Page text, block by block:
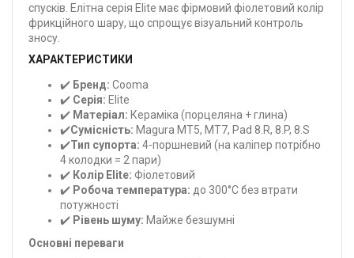
спусків. Елітна серія Elite має фірмовий фіолетовий колір
фрикційного шару, що спрощує візуальний контроль
зносу.
ХАРАКТЕРИСТИКИ
✔️ Бренд: Cooma
✔️ Серія: Elite
✔️ Матеріал: Кераміка (порцеляна + глина)
✔️Сумісність: Magura MT5, MT7, Pad 8.R, 8.P, 8.S
✔️Тип супорта: 4-поршневий (на каліпер потрібно
4 колодки = 2 пари)
✔️ Колір Elite: Фіолетовий
✔️ Робоча температура: до 300°C без втрати
потужності
✔️ Рівень шуму: Майже безшумні
Основні переваги